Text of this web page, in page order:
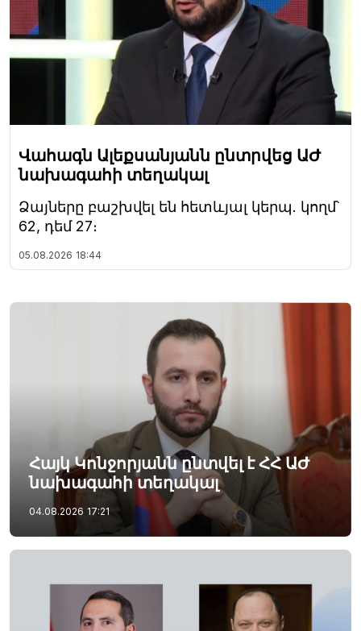
Վահագն Ալեքսանյանն ընտրվեց ԱԺ
նախագահի տեղակալ
Ձայները բաշխվել են հետևյալ կերպ. կողմ՝
62, դեմ 27։
05.08.2026 18:44
Հայկ Կոնջորյանն ընտվել է ՀՀ ԱԺ
նախագահի տեղակալ
04.08.2026 17:21